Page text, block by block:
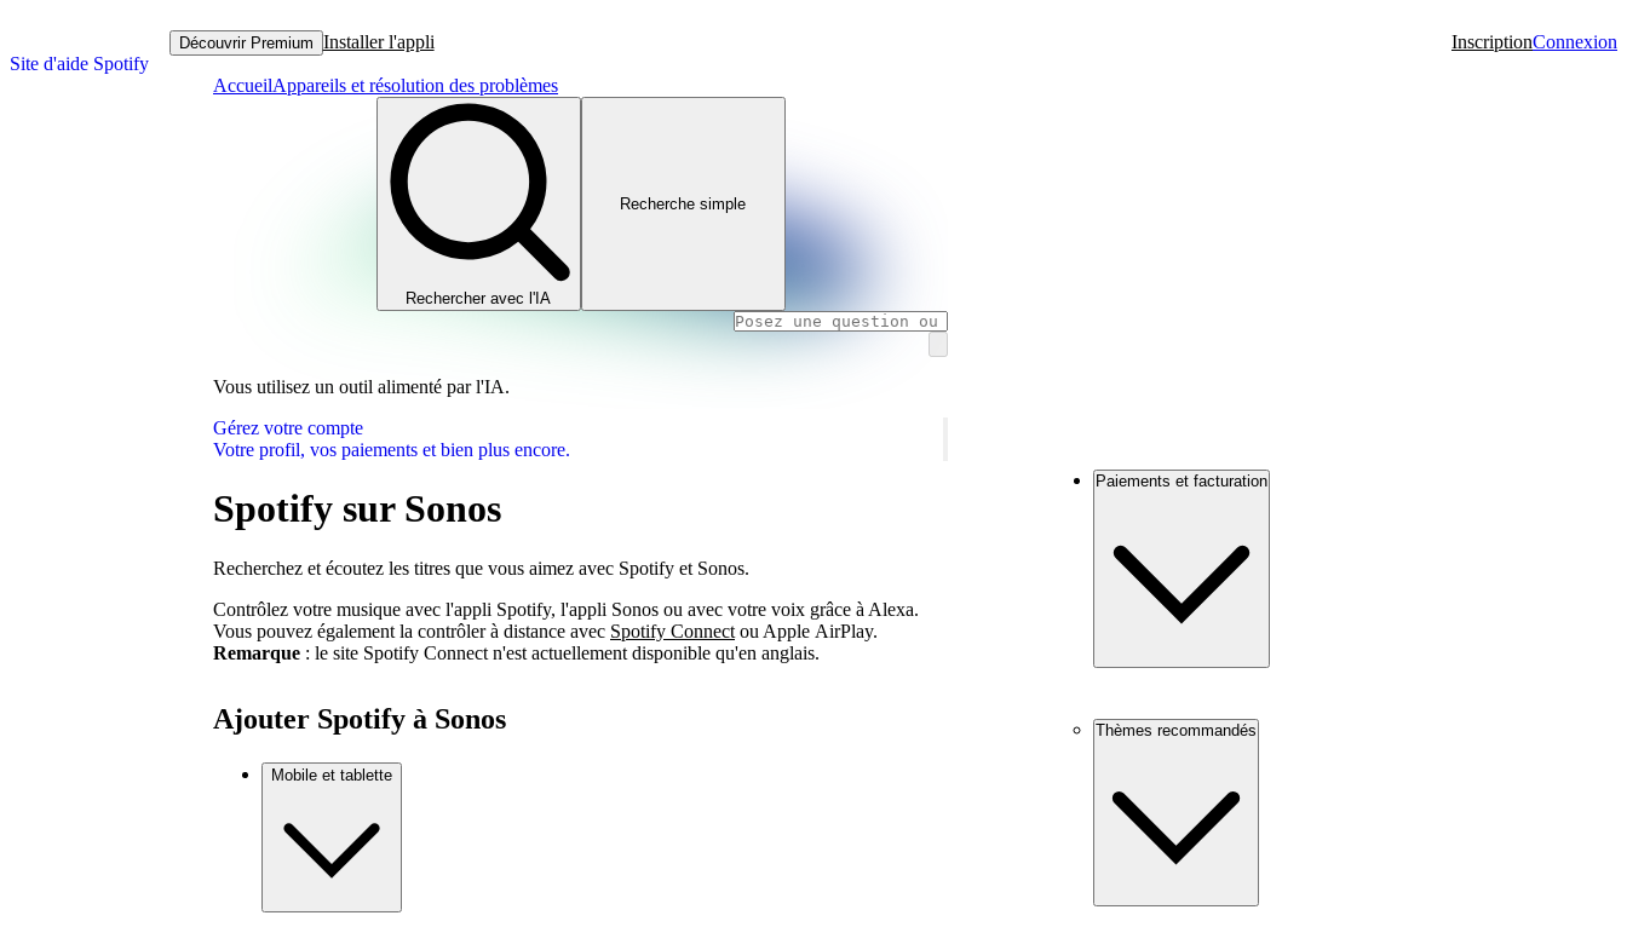
Site d'aide Spotify
Découvrir Premium Installer l'appli InscriptionConnexion
AccueilAppareils et résolution des problèmes
Rechercher avec l'IA
Recherche simple
Vous utilisez un outil alimenté par l'IA.
Gérez votre compte
Votre profil, vos paiements et bien plus encore.
Spotify sur Sonos
Recherchez et écoutez les titres que vous aimez avec Spotify et Sonos.
Contrôlez votre musique avec l'appli Spotify, l'appli Sonos ou avec votre voix grâce à Alexa.
Vous pouvez également la contrôler à distance avec Spotify Connect ou Apple AirPlay.
Remarque : le site Spotify Connect n'est actuellement disponible qu'en anglais.
Ajouter Spotify à Sonos
Mobile et tablette
Paiements et facturation
Thèmes recommandés